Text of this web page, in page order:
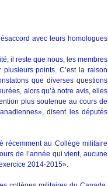
avec leurs homologues
il reste que nous, les membres
points. C’est la raison
que diverses questions
alors qu’à notre avis, elles
plus soutenue au cours de
disent les députés
récemment au Collège militaire
de l’année qui vient, aucune
2014-2015».